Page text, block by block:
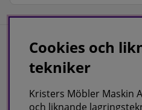
Information
Kvalitetspolicy
Köpvillkor
Cookies och
tekniker
Kristers Möbler Maskin
och liknande